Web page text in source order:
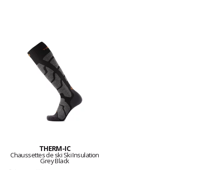
THERM-IC
Chaussettes de ski Ski Insulation
Grey Black